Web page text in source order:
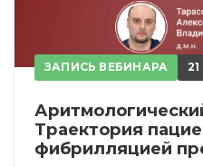
ЗАПИСЬ ВЕБИНАРА
Траектория
фибрилляцией